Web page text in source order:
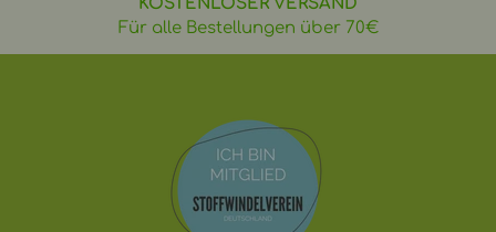
KOSTENLOSER VERSAND
Für alle Bestellungen über 70€